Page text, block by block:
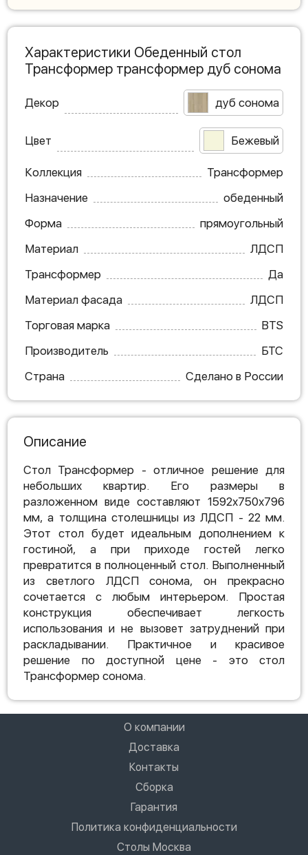
Характеристики Обеденный стол
Трансформер трансформер дуб сонома
Декор дуб сонома
Цвет Бежевый
Коллекция
Трансформер
Назначение
обеденный
Форма
прямоугольный
Материал
ЛДСП
Трансформер
Да
Материал фасада
ЛДСП
Торговая марка
BTS
Производитель
БТС
Страна
Сделано в России
Описание
Стол Трансформер - отличное решение для
небольших квартир. Его размеры в
разложенном виде составляют 1592х750х796
мм, а толщина столешницы из ЛДСП - 22 мм.
Этот стол будет идеальным дополнением к
гостиной, а при приходе гостей легко
превратится в полноценный стол. Выполненный
из светлого ЛДСП сонома, он прекрасно
сочетается с любым интерьером. Простая
конструкция обеспечивает легкость
использования и не вызовет затруднений при
раскладывании. Практичное и красивое
решение по доступной цене - это стол
Трансформер сонома.
О компании
Доставка
Контакты
Сборка
Гарантия
Политика конфиденциальности
Столы Москва